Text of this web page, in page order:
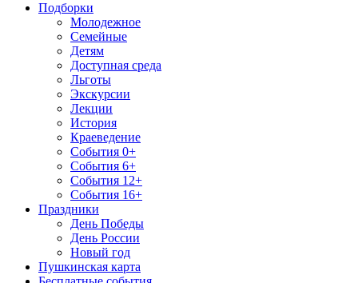
Подборки
Молодежное
Семейные
Детям
Доступная среда
Льготы
Экскурсии
Лекции
История
Краеведение
События 0+
События 6+
События 12+
События 16+
Праздники
День Победы
День России
Новый год
Пушкинская карта